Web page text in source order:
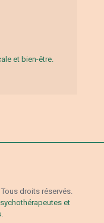
et bien-être.
Tous droits réservés.
et